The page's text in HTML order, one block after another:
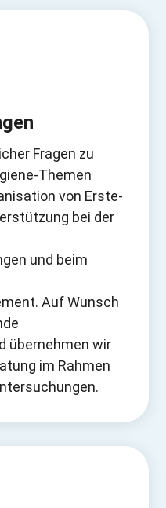
Fragen zu
Themen
von Erste-
bei der
und beim
Auf Wunsch
übernehmen wir
im Rahmen